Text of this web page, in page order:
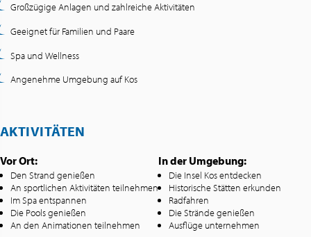
Großzügige Anlagen und zahlreiche Aktivitäten
Geeignet für Familien und Paare
Spa und Wellness
Angenehme Umgebung auf Kos
AKTIVITÄTEN
Vor Ort:
Den Strand genießen
An sportlichen Aktivitäten teilnehmen
Im Spa entspannen
Die Pools genießen
An den Animationen teilnehmen
In der Umgebung:
Die Insel Kos entdecken
Historische Stätten erkunden
Radfahren
Die Strände genießen
Ausflüge unternehmen